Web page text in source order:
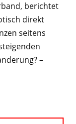
berichtet
direkt
seitens
–